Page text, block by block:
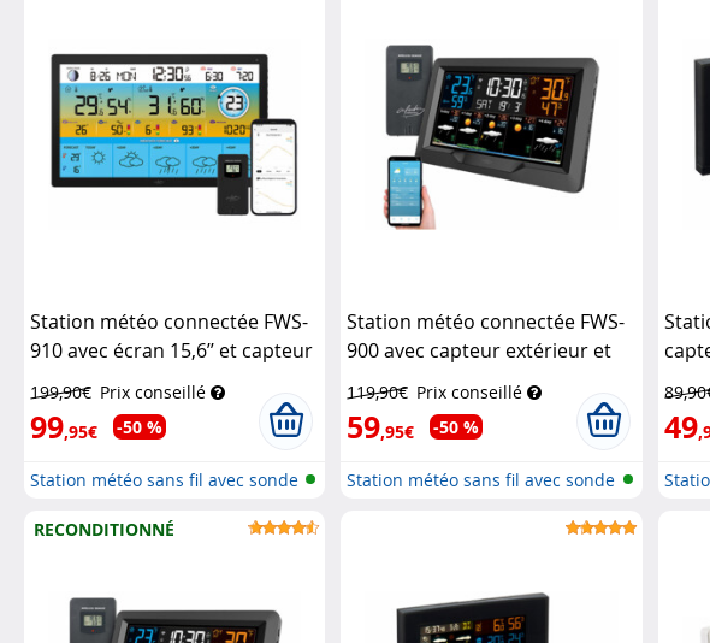
Station météo connectée FWS-
910 avec écran 15,6’’ et capteur
Infactory
199,90€ Prix conseillé
99,95€ -50 %
Station météo sans fil avec sonde
Station météo connectée FWS-
900 avec capteur extérieur et
Infactory
119,90€ Prix conseillé
59,95€ -50 %
Station météo sans fil avec sonde
49
RECONDITIONNÉ